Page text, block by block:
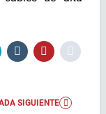
SIGUIENTE